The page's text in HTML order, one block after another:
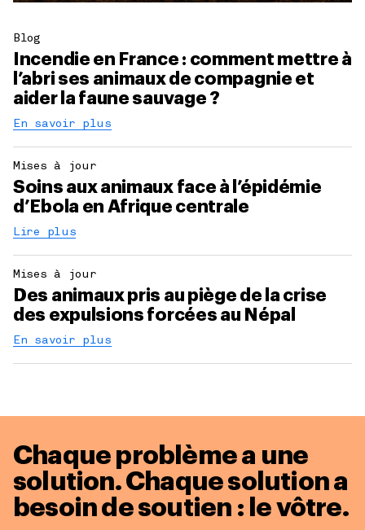
Blog
Incendie en France : comment mettre à
l’abri ses animaux de compagnie et
aider la faune sauvage ?
En savoir plus
Mises à jour
Soins aux animaux face à l’épidémie
d’Ebola en Afrique centrale
Lire plus
Mises à jour
Des animaux pris au piège de la crise
des expulsions forcées au Népal
En savoir plus
Chaque problème a une
solution.Chaque solution a
besoin de soutien : le vôtre.